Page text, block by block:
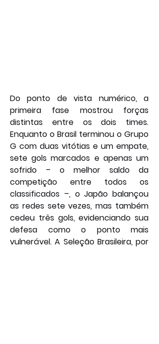
Do ponto de vista numérico, a
primeira fase mostrou forças
distintas entre os dois times.
Enquanto o Brasil terminou o Grupo
G com duas vitótias e um empate,
sete gols marcados e apenas um
sofrido – o melhor saldo da
competição entre todos os
classificados –, o Japão balançou
as redes sete vezes, mas também
cedeu três gols, evidenciando sua
defesa como o ponto mais
vulnerável. A Seleção Brasileira, por